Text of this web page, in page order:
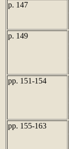
p. 147
p. 149
pp. 151-154
pp. 155-163